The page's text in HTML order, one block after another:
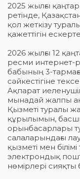
2025 жылғы
ретінде,
қол жеткізу
қажеттігін
2026 жылғы 12
ресми интернет-
бабының 3-
сәйкестігіне
Ақпарат
мынадай жалпы
Қызметі туралы
құрылымын,
орынбасарлары
салаларындағы
қызметі мен
электрондық
нөмірлері